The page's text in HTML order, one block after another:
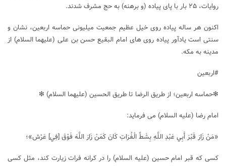
روایات، ۲۵ بار با پای پیاده (و برهنه) به حج مشرف شدند.
اکنون هر ساله پیاده روی خیل عظیم جمعیت میلیونی حماسه اربعین، نشان و
سنتی است یادآور پیاده روی های امام البقیع حسن بن علی (علیهما السلام) از
مدینه به مکه.
#اربعین
❇حماسه اربعین؛ از طریق الرضا تا طریق الحسین (علیهما السلام) ❇
امام رضا (علیه السلام) می فرماید:
«مَنْ زَارَ قَبْرَ أَبِي عَبْدِ اللَّهِ بِشَطِّ الْفُرَاتِ كَانَ كَمَنْ زَارَ اللَّهَ فَوْقَ [فِي‏] عَرْش»؛
کسى که قبر امام حسین (علیه السلام) را در کرانه فرات زیارت کند، مثل کسى